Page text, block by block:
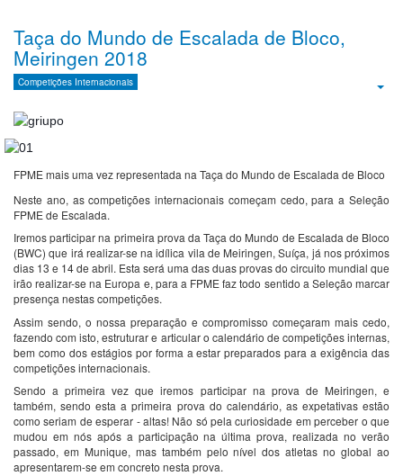
Taça do Mundo de Escalada de Bloco,
Meiringen 2018
Competições Internacionais
FPME mais uma vez representada na Taça do Mundo de Escalada de Bloco
Neste ano, as competições internacionais começam cedo, para a Seleção
FPME de Escalada.
Iremos participar na primeira prova da Taça do Mundo de Escalada de Bloco
(BWC) que irá realizar-se na idílica vila de Meiringen, Suíça, já nos próximos
dias 13 e 14 de abril. Esta será uma das duas provas do circuito mundial que
irão realizar-se na Europa e, para a FPME faz todo sentido a Seleção marcar
presença nestas competições.
Assim sendo, o nossa preparação e compromisso começaram mais cedo,
fazendo com isto, estruturar e articular o calendário de competições internas,
bem como dos estágios por forma a estar preparados para a exigência das
competições internacionais.
Sendo a primeira vez que iremos participar na prova de Meiringen, e
também, sendo esta a primeira prova do calendário, as expetativas estão
como seriam de esperar - altas! Não só pela curiosidade em perceber o que
mudou em nós após a participação na última prova, realizada no verão
passado, em Munique, mas também pelo nível dos atletas no global ao
apresentarem-se em concreto nesta prova.